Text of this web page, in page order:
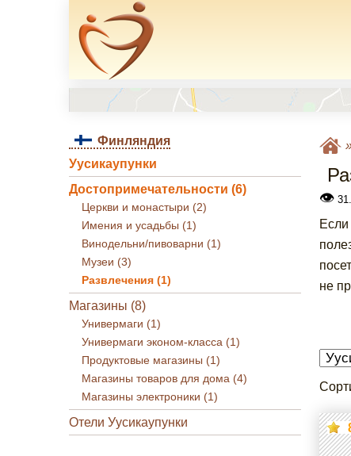
Финляндия
Уусикаупунки
Достопримечательности (6)
Церкви и монастыри (2)
Имения и усадьбы (1)
Винодельни/пивоварни (1)
Музеи (3)
Развлечения (1)
Магазины (8)
Универмаги (1)
Универмаги эконом-класса (1)
Продуктовые магазины (1)
Магазины товаров для дома (4)
Магазины электроники (1)
Отели Уусикаупунки
👁
Если
не